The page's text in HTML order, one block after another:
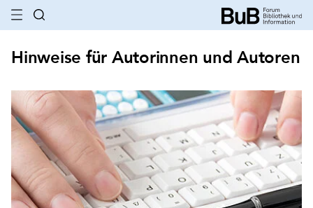
Hinweise für Autorinnen und Autoren